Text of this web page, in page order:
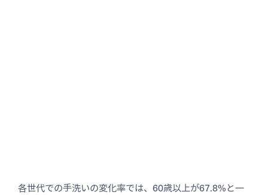
各世代での手洗いの変化率では、60歳以上が67.8%と一